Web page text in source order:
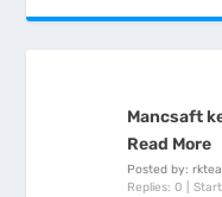
Mancsaft
Read More
Posted by:
Replies: 0